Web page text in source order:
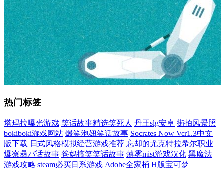
热门标签
塔玛拉曝光游戏 笑话故事精选笑死人 丹王slg安卓 街拍风景照
bokiboki游戏网站 爆笑泡妞笑话故事 Socrates Now Ver1.3中文
版下载 日式风格模拟经营游戏推荐 忘却的尤克特拉希尔职业
爆寮彝バ话故事 爸妈搞笑笑话故事 薄雾mist游戏汉化 黑魔法
游戏攻略 steam必买日系游戏 Adobe全家桶 H版宝可梦